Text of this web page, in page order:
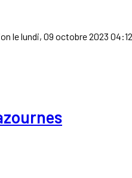
le lundi, 09 octobre 2023 04:12